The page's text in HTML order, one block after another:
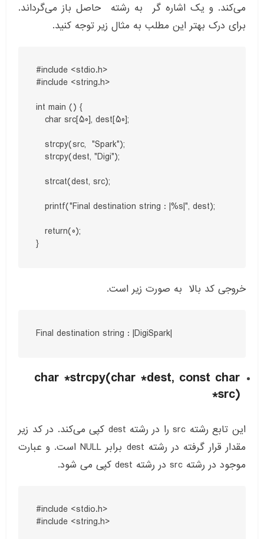
می‌کند. و یک اشاره گر به رشته حاصل باز می‌گرداند.
برای درک بهتر این مطلب به مثال زیر توجه کنید.
#include <stdio.h>
#include <string.h>
int main () {
   char src[50], dest[50];
   strcpy(src,  "Spark");
   strcpy(dest, "Digi");
   strcat(dest, src);
   printf("Final destination string : |%s|", dest);
   return(0);
}
خروجی کد بالا به صورت زیر است.
Final destination string : |DigiSpark|
char *strcpy(char *dest, const char
*src)
این تابع رشته src را در رشته dest کپی می‌کند. در کد زیر
مقدار قرار گرفته در رشته dest برابر NULL است. و عبارت
موجود در رشته src در رشته dest کپی می شود.
#include <stdio.h>
#include <string.h>